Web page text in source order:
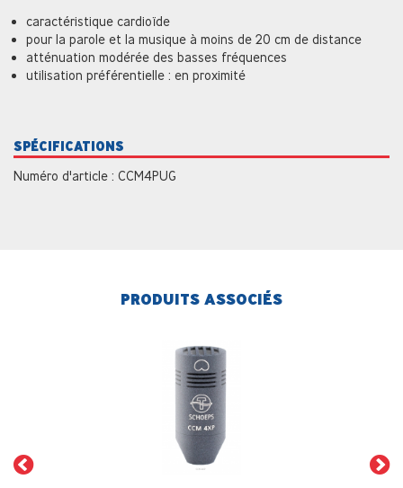
caractéristique cardioïde
pour la parole et la musique à moins de 20 cm de distance
atténuation modérée des basses fréquences
utilisation préférentielle : en proximité
SPÉCIFICATIONS
Numéro d'article : CCM4PUG
PRODUITS ASSOCIÉS